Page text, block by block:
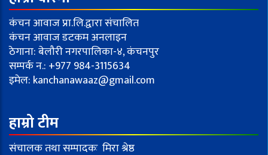
कंचन आवाज प्रा.लि.द्वारा संचालित
कंचन आवाज डटकम अनलाइन
ठेगाना: बेलौरी नगरपालिका-४, कंचनपुर
सम्पर्क न.: +977 984-3115634
इमेल: kanchanawaaz@gmail.com
हाम्रो टीम
संचालक तथा सम्पादकः मिरा श्रेष्ठ